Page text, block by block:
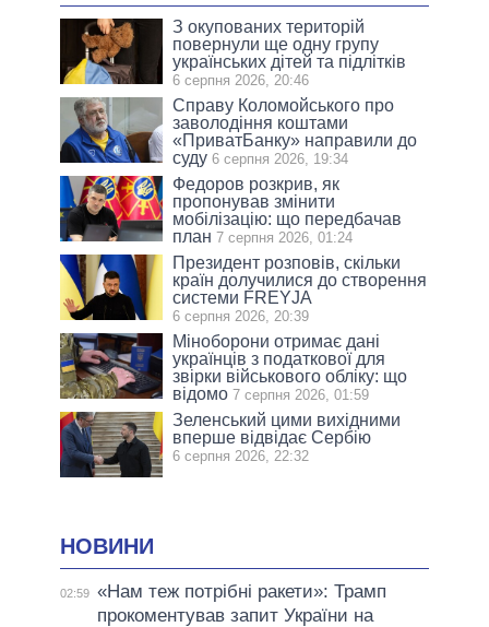
З окупованих територій
повернули ще одну групу
українських дітей та підлітків
6 серпня 2026, 20:46
Справу Коломойського про
заволодіння коштами
«ПриватБанку» направили до
суду 6 серпня 2026, 19:34
Федоров розкрив, як
пропонував змінити
мобілізацію: що передбачав
план 7 серпня 2026, 01:24
Президент розповів, скільки
країн долучилися до створення
системи FREYJA
6 серпня 2026, 20:39
Міноборони отримає дані
українців з податкової для
звірки військового обліку: що
відомо 7 серпня 2026, 01:59
Зеленський цими вихідними
вперше відвідає Сербію
6 серпня 2026, 22:32
НОВИНИ
02:59 «Нам теж потрібні ракети»: Трамп
прокоментував запит України на